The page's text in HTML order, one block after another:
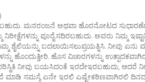
ಮನರಂಜನೆ ಅಥವಾ ಹೊರನೋಟದ
ನಿರೀಕ್ಷೆಗಳನ್ನು ಪೂರೈಸದಿರಬಹುದು. ಅವರು ನಿಮ್ಮ
ಶೈಲಿಯನ್ನು ಬದಲಾಯಿಸಲುಪ್ರಯತ್ನಿಸಿ. ನೀವು ಏನು
ಹೊಂದುತ್ತೀರಿ. ಹೊಸ ವಿಚಾರಗಳನ್ನು
ನೀವು ಬಯಸಿದಂತೆ ಇರದೇಇರಬಹುದು, ಆದರೆ
ಸಮಸ್ಯೆ ಏನೇ ಇರಲಿ ಎಷ್ಟೇಕಠಿಣವಾಗಿರಲಿ